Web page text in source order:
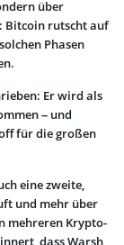
über
Bitcoin rutscht auf
Phasen
Er wird als
– und
für die großen
eine zweite,
und mehr über
mehreren Krypto-
dass Warsh